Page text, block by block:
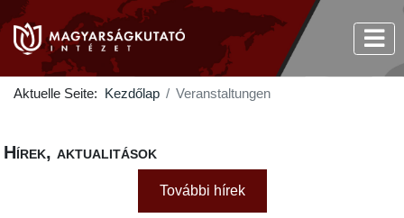
Aktuelle Seite: Kezdőlap Veranstaltungen
Hírek, aktualitások
További hírek